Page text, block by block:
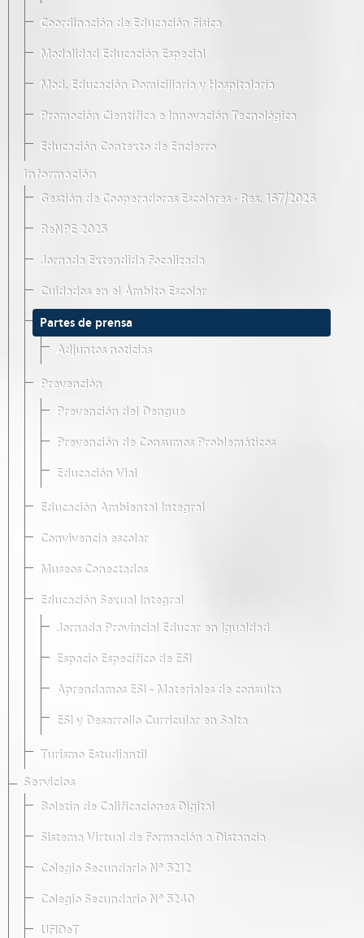
Coordinación de Educación Física
Modalidad Educación Especial
Mod. Educación Domiciliaria y Hospitalaria
Promoción Científica e Innovación Tecnológica
Educación Contexto de Encierro
Información
Gestión de Cooperadoras Escolares · Res. 167/2026
ReNPE 2025
Jornada Extendida Focalizada
Cuidados en el Ámbito Escolar
Partes de prensa
Adjuntos noticias
Prevención
Prevención del Dengue
Prevención de Consumos Problemáticos
Educación Vial
Educación Ambiental Integral
Convivencia escolar
Museos Conectados
Educación Sexual Integral
Jornada Provincial Educar en Igualdad
Espacio Específico de ESI
Aprendamos ESI - Materiales de consulta
ESI y Desarrollo Curricular en Salta
Turismo Estudiantil
Servicios
Boletín de Calificaciones Digital
Sistema Virtual de Formación a Distancia
Colegio Secundario Nº 5212
Colegio Secundario Nº 5240
UFIDeT